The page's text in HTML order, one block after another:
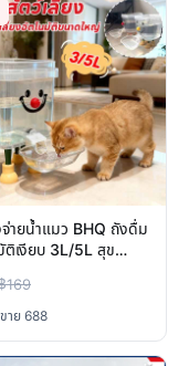
จ่ายน้ำแมว BHQ ถังดื่ม
ติเงียบ 3L/5L สุข
ตว์เลี้ยง
169
ขาย 688